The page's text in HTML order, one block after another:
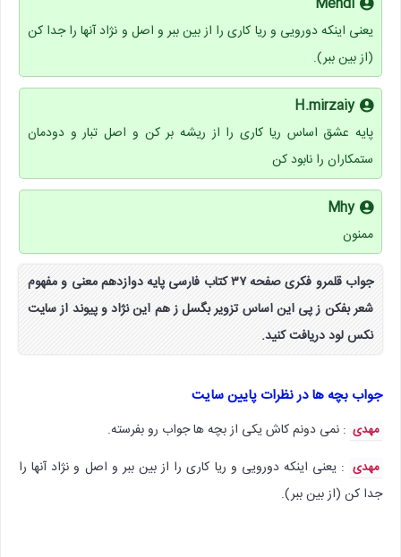
یعنی اینکه دورویی و ریا کاری را از بین ببر و اصل و نژاد آنها را جدا کن
(از بین ببر).
H.mirzaiy
پایه عشق اساس ریا کاری را از ریشه بر کن و اصل تبار و دودمان
ستمکاران را نابود کن
Mhy
ممنون
جواب قلمرو فکری صفحه ۳۷ کتاب فارسی پایه دوازدهم معنی و مفهوم
شعر بفکن ز پی این اساس تزویر بگسل ز هم این نژاد و پیوند از سایت
نکس لود دریافت کنید.
جواب بچه ها در نظرات پایین سایت
مهدی : نمی دونم کاش یکی از بچه ها جواب رو بفرسته.
مهدی : یعنی اینکه دورویی و ریا کاری را از بین ببر و اصل و نژاد آنها را
جدا کن (از بین ببر).